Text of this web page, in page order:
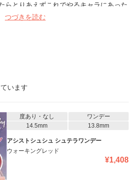
らとりあえずこれでやるキャラにあった
しい！！
つづきを読む
います
度あり・なし
ワンデー
14.5mm
13.8mm
アシストシュシュ シュテラワンデー
ウォーキングレッド
¥1,408